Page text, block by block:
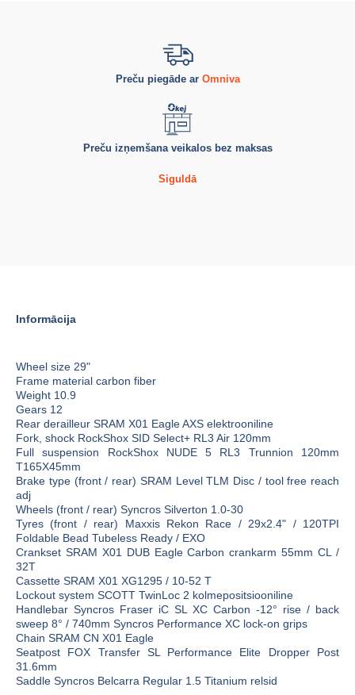
Preču piegāde ar Omniva
Preču izņemšana veikalos bez maksas
Siguldā
Informācija
Wheel size 29"
Frame material carbon fiber
Weight 10.9
Gears 12
Rear derailleur SRAM X01 Eagle AXS elektrooniline
Fork, shock RockShox SID Select+ RL3 Air 120mm
Full suspension RockShox NUDE 5 RL3 Trunnion 120mm
T165X45mm
Brake type (front / rear) SRAM Level TLM Disc / tool free reach
adj
Wheels (front / rear) Syncros Silverton 1.0-30
Tyres (front / rear) Maxxis Rekon Race / 29x2.4" / 120TPI
Foldable Bead Tubeless Ready / EXO
Crankset SRAM X01 DUB Eagle Carbon crankarm 55mm CL /
32T
Cassette SRAM X01 XG1295 / 10-52 T
Lockout system SCOTT TwinLoc 2 kolmepositsiooniline
Handlebar Syncros Fraser iC SL XC Carbon -12° rise / back
sweep 8° / 740mm Syncros Performance XC lock-on grips
Chain SRAM CN X01 Eagle
Seatpost FOX Transfer SL Performance Elite Dropper Post
31.6mm
Saddle Syncros Belcarra Regular 1.5 Titanium relsid